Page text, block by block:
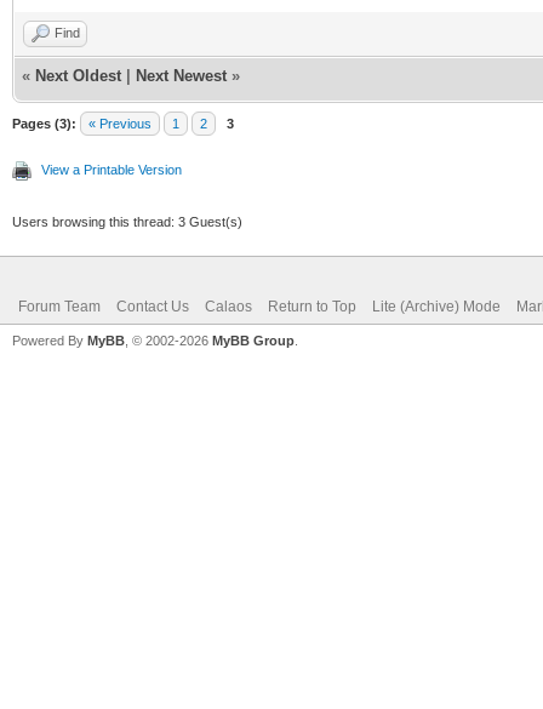
Find
« Next Oldest Next Newest »
Pages (3): « Previous 1 2 3
View a Printable Version
Users browsing this thread: 3 Guest(s)
Forum Team Contact Us Calaos Return to Top Lite (Archive) Mode
Powered By MyBB , © 2002-2026 MyBB Group